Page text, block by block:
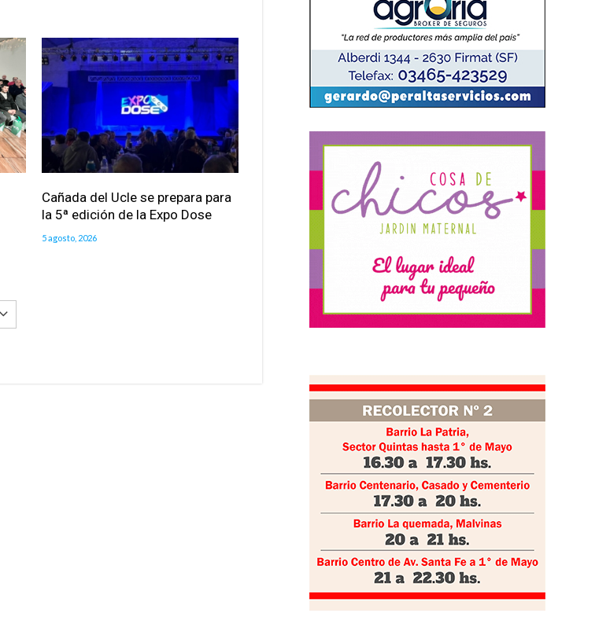
Cañada del Ucle se prepara para
la 5ª edición de la Expo Dose
5 agosto, 2026